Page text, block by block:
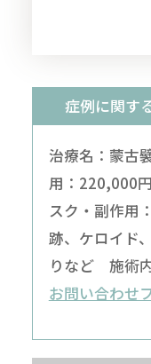
症例に関す
治療名：蒙
用：220,000
スク・副作用
跡、ケロイド
りなど 施術
お問い合わせ